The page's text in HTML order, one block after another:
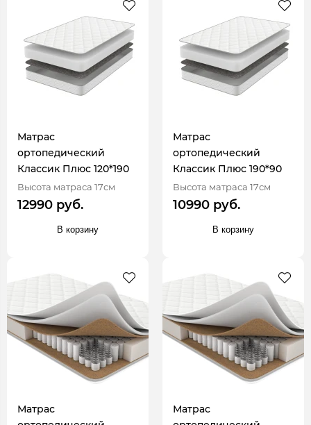
Матрас
ортопедический
Классик Плюс 120*190
Высота матраса 17см
12990 руб.
В корзину
Матрас
ортопедический
Классик Плюс 190*90
Высота матраса 17см
10990 руб.
В корзину
Матрас
Матрас